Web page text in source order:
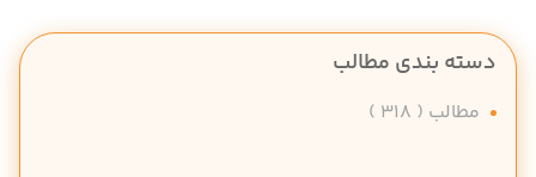
دسته بندی مطالب
مطالب ( 318 )